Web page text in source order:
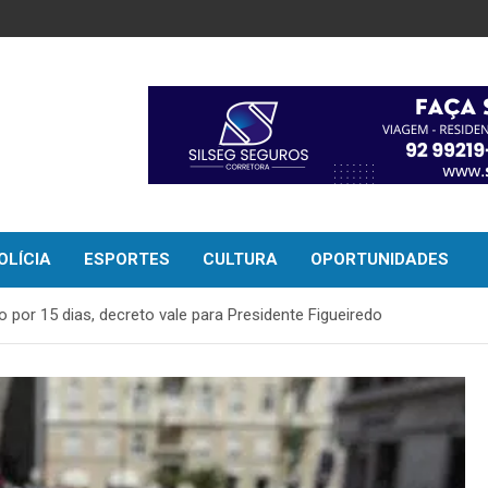
ESPORTES CULTURA OPORTUNIDADES
por 15 dias, decreto vale para Presidente Figueiredo